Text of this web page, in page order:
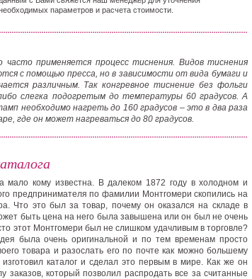
параметров и расчета стоимости.
часто применяется процесс тиснения. Видов тиснения
с помощью пресса, но в зависимости от вида бумаги и
различным. Так конгревное тиснение без фольги
слегка подогретым до температуры 60 градусов. А
необходимо нагреть до 160 градусов – это в два раза
где он может нагреваться до 80 градусов.
мало кому известна. В далеком 1872 году в холодном и
предпринимателя по фамилии Монтгомери скопились на
Что это был за товар, почему он оказался на складе в
быть цена на него была завышена или он был не очень
этот Монтгомери был не слишком удачливым в торговле?
была очень оригинальной и по тем временам просто
товара и разослать его по почте как можно большему
каталог и сделал это первым в мире. Как же он
заказов, который позволил распродать все за считанные